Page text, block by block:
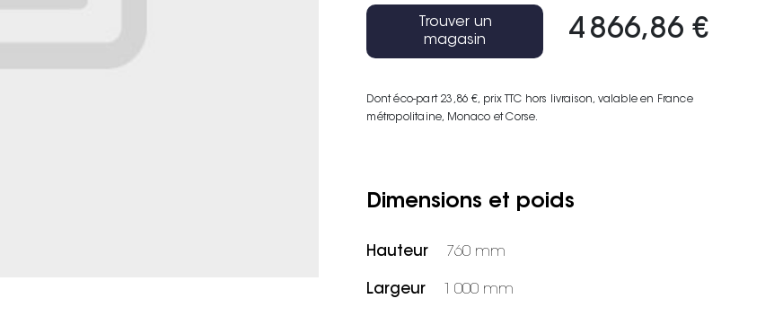
4 866,86 €
Dont éco-part 23,86 €, prix TTC hors livraison, valable en France
métropolitaine, Monaco et Corse.
Trouver un
magasin
Dimensions et poids
Hauteur 760 mm
Largeur 1 000 mm